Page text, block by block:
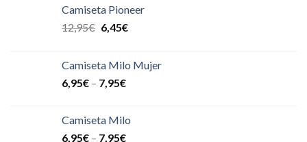
Camiseta Pioneer
12,95€ 6,45€
Camiseta Milo Mujer
6,95€ – 7,95€
Camiseta Milo
6,95€ – 7,95€